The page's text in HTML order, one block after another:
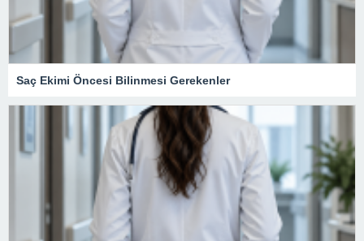
Saç Ekimi Öncesi Bilinmesi Gerekenler